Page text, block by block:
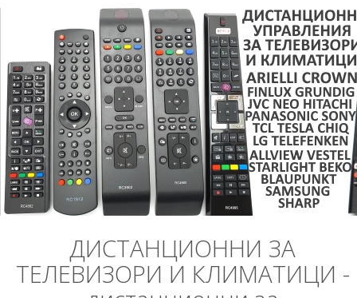
ДИСТАНЦИОННИ ЗА
ТЕЛЕВИЗОРИ И КЛИМАТИЦИ -